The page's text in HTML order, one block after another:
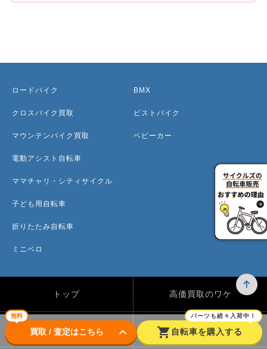
無料
買取 / 査定はこちら keyboard_arrow_down shopping_cart
パーツも続々入荷中！
自転車を購入する
ロードバイク
クロスバイク買取
マウンテンバイク買取
電動アシスト自転車
ママチャリ・シティサイクル
子ども用自転車
折りたたみ自転車
ミニベロ
BMX
ピストバイク
ベビーカー
トップ 高価買取のワケ
買取方法 買取カテゴリー